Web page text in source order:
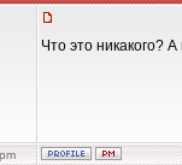
Что это никакого?